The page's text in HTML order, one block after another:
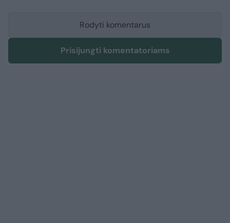
Rodyti komentarus
Prisijungti komentatoriams